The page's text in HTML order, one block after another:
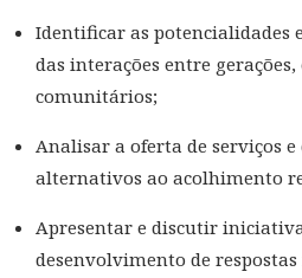
Identificar as potencialidades
das interações entre
comunitários;
Analisar a oferta de serviços e
alternativos ao acolhimento
Apresentar e discutir
desenvolvimento de